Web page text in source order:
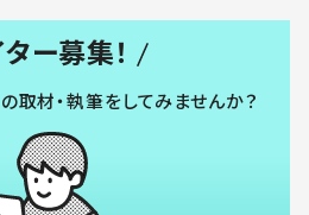
ー募集！
取材・執筆をしてみませんか？